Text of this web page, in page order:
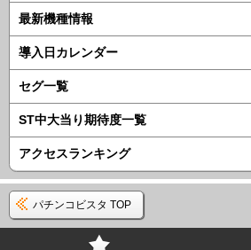
最新機種情報
導入日カレンダー
セグ一覧
ST中大当り期待度一覧
アクセスランキング
パチンコビスタ TOP